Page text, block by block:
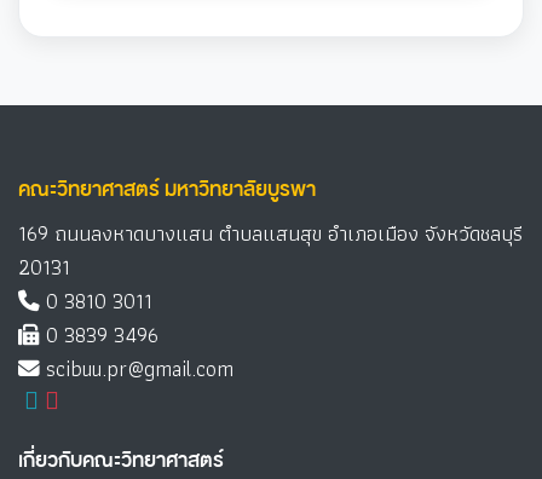
คณะวิทยาศาสตร์ มหาวิทยาลัยบูรพา
169 ถนนลงหาดบางแสน ตำบลแสนสุข อำเภอเมือง จังหวัดชลบุรี
20131
0 3810 3011
0 3839 3496
scibuu.pr@gmail.com
เกี่ยวกับคณะวิทยาศาสตร์